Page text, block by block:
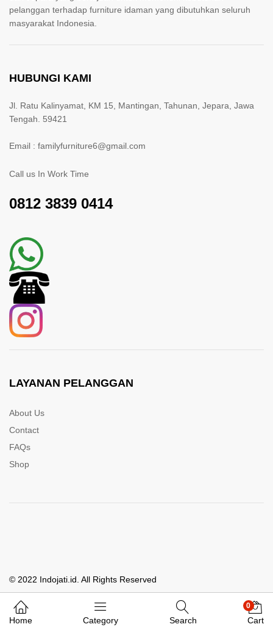
Whatsapp Kami
pelanggan terhadap furniture idaman yang dibutuhkan seluruh
masyarakat Indonesia.
HUBUNGI KAMI
Jl. Ratu Kalinyamat, KM 15, Mantingan, Tahunan, Jepara, Jawa
Tengah. 59421
Email : familyfurniture6@gmail.com
Call us In Work Time
0812 3839 0414
LAYANAN PELANGGAN
About Us
Contact
FAQs
Shop
© 2022 Indojati.id. All Rights Reserved
Home Category Search
0
Cart